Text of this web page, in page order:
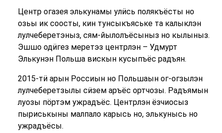
Центр огазея элькунамы улӥсь полякъёсты но
озьы ик соосты, кин тунсыкъяське та калыклэн
лулчеберетэныз, сям-йылолъёсыныз но кылыныз.
Эшшо одӥгез меретэз центрлэн – Удмурт
Элькунэн Польша вискын кусыпъёс радъян.
2015-тӥ арын Россиын но Польшаын ог-огзылэн
лулчеберетзылы сӥзем аръёс ортчозы. Радъямын
луозы пӧртэм ужрадъёс. Центрлэн ёзчиосыз
пыриськыны малпало карысь но, элькунысь но
ужрадъёсы.